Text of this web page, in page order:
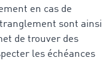
en cas de
sont ainsi
de trouver des
les échéances